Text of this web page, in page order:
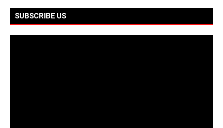
SUBSCRIBE US